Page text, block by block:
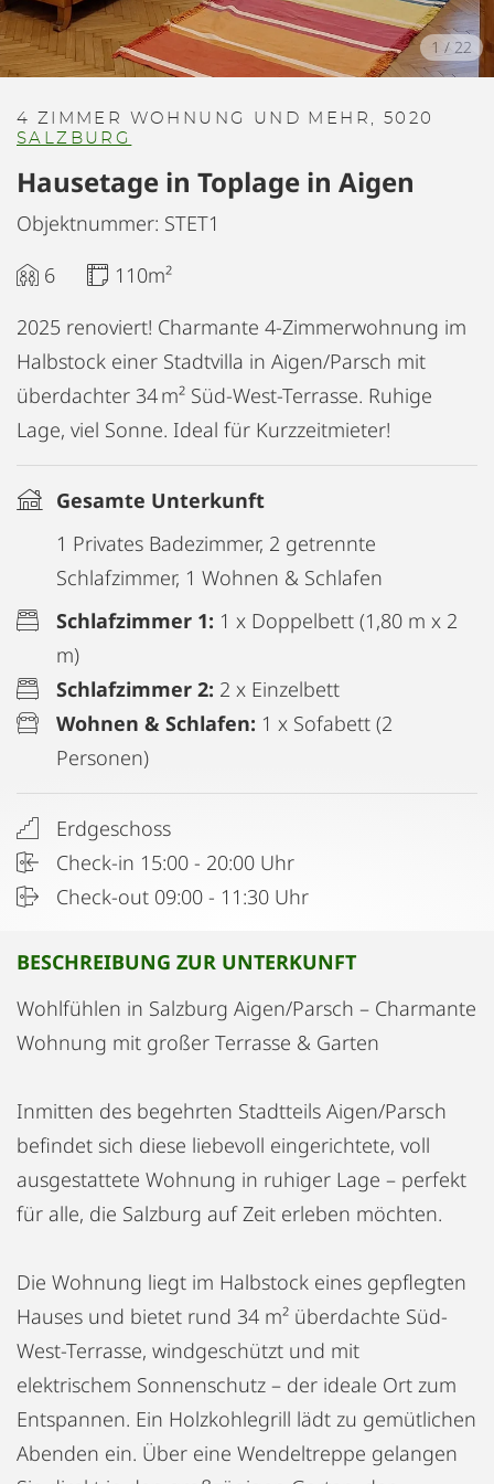
1 / 22
4 ZIMMER WOHNUNG UND MEHR, 5020
SALZBURG
Hausetage in Toplage in Aigen
Objektnummer: STET1
6
110m²
2025 renoviert! Charmante 4-Zimmerwohnung im
Halbstock einer Stadtvilla in Aigen/Parsch mit
überdachter 34 m² Süd-West-Terrasse. Ruhige
Lage, viel Sonne. Ideal für Kurzzeitmieter!
Gesamte Unterkunft
1 Privates Badezimmer, 2 getrennte
Schlafzimmer, 1 Wohnen & Schlafen
Schlafzimmer 1: 1 x Doppelbett (1,80 m x 2
m)
Schlafzimmer 2: 2 x Einzelbett
Wohnen & Schlafen: 1 x Sofabett (2
Personen)
Erdgeschoss
Check-in 15:00 - 20:00 Uhr
Check-out 09:00 - 11:30 Uhr
BESCHREIBUNG ZUR UNTERKUNFT
Wohlfühlen in Salzburg Aigen/Parsch – Charmante
Wohnung mit großer Terrasse & Garten
Inmitten des begehrten Stadtteils Aigen/Parsch
befindet sich diese liebevoll eingerichtete, voll
ausgestattete Wohnung in ruhiger Lage – perfekt
für alle, die Salzburg auf Zeit erleben möchten.
Die Wohnung liegt im Halbstock eines gepflegten
Hauses und bietet rund 34 m² überdachte Süd-
West-Terrasse, windgeschützt und mit
elektrischem Sonnenschutz – der ideale Ort zum
Entspannen. Ein Holzkohlegrill lädt zu gemütlichen
Abenden ein. Über eine Wendeltreppe gelangen